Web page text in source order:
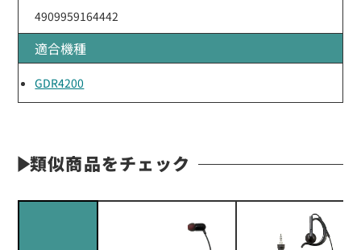
4909959164442
適合機種
GDR4200
類似商品をチェック